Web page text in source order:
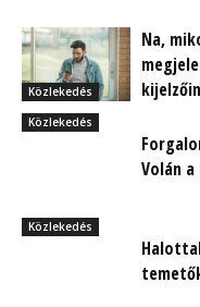
Közlekedés
Na,
Közlekedés
Volán
Közlekedés